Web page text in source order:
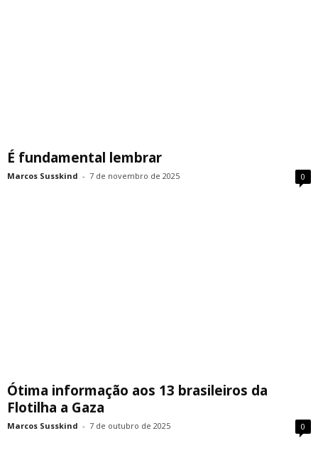
É fundamental lembrar
Marcos Susskind - 7 de novembro de 2025 0
Ótima informação aos 13 brasileiros da
Flotilha a Gaza
Marcos Susskind - 7 de outubro de 2025 0